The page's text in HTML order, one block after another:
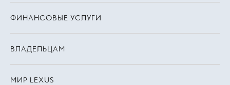
ФИНАНСОВЫЕ УСЛУГИ
ВЛАДЕЛЬЦАМ
МИР LEXUS